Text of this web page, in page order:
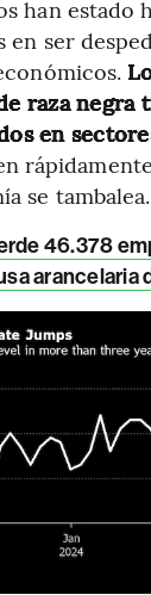
han estado
ser
raza negra
en
se tambalea.
46.378
arancelaria